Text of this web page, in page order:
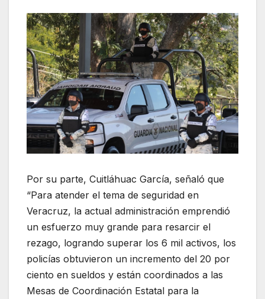
Por su parte, Cuitláhuac García, señaló que
“Para atender el tema de seguridad en
Veracruz, la actual administración emprendió
un esfuerzo muy grande para resarcir el
rezago, logrando superar los 6 mil activos, los
policías obtuvieron un incremento del 20 por
ciento en sueldos y están coordinados a las
Mesas de Coordinación Estatal para la